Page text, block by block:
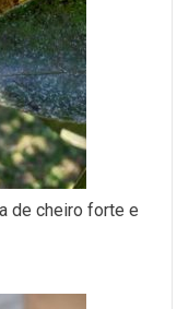
de cheiro forte e